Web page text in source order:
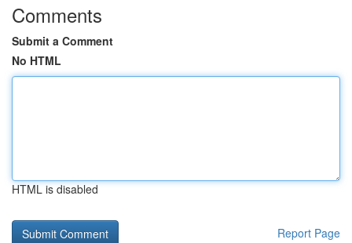
Comments
Submit a Comment
No HTML
HTML is disabled
Report Page